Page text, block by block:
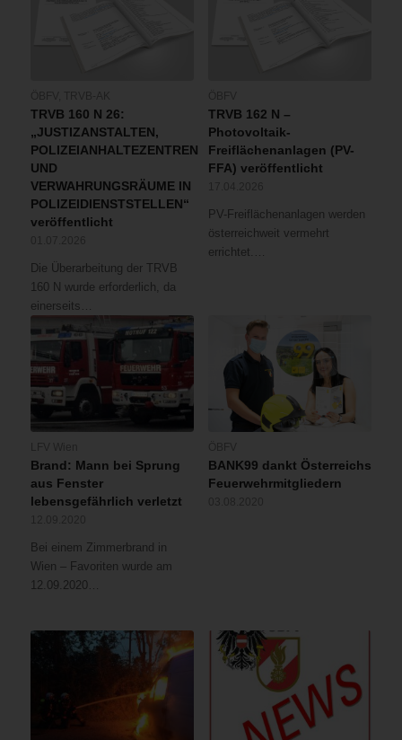
TRVB 160 N 26:
„JUSTIZANSTALTEN,
POLIZEIANHALTEZENTREN
UND
VERWAHRUNGSRÄUME IN
POLIZEIDIENSTSTELLEN“
veröffentlicht
Die Überarbeitung der TRVB
160 N wurde erforderlich, da
einerseits…
TRVB 162 N –
Photovoltaik-
Freiflächenanlagen (PV-
FFA) veröffentlicht
PV-Freiflächenanlagen werden
österreichweit vermehrt
errichtet.…
Brand: Mann bei Sprung
aus Fenster
lebensgefährlich verletzt
Bei einem Zimmerbrand in
Wien – Favoriten wurde am
12.09.2020…
BANK99 dankt Österreichs
Feuerwehrmitgliedern